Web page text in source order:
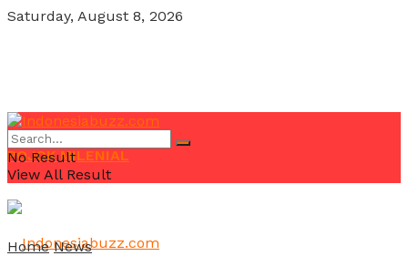
Saturday, August 8, 2026
POJOK MILENIAL
No Result
View All Result
Home News